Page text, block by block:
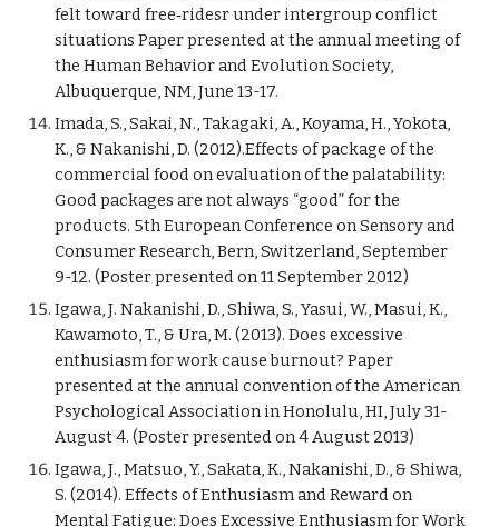
felt toward free‐ridesr under intergroup conflict
situations Paper presented at the annual meeting of
the Human Behavior and Evolution Society,
Albuquerque, NM, June 13-17.
Imada, S., Sakai, N., Takagaki, A., Koyama, H., Yokota,
K., & Nakanishi, D. (2012).Effects of package of the
commercial food on evaluation of the palatability:
Good packages are not always “good” for the
products. 5th European Conference on Sensory and
Consumer Research, Bern, Switzerland, September
9-12. (Poster presented on 11 September 2012)
Igawa, J. Nakanishi, D., Shiwa, S., Yasui, W., Masui, K.,
Kawamoto, T., & Ura, M. (2013). Does excessive
enthusiasm for work cause burnout? Paper
presented at the annual convention of the American
Psychological Association in Honolulu, HI, July 31-
August 4. (Poster presented on 4 August 2013)
Igawa, J., Matsuo, Y., Sakata, K., Nakanishi, D., & Shiwa,
S. (2014). Effects of Enthusiasm and Reward on
Mental Fatigue: Does Excessive Enthusiasm for Work